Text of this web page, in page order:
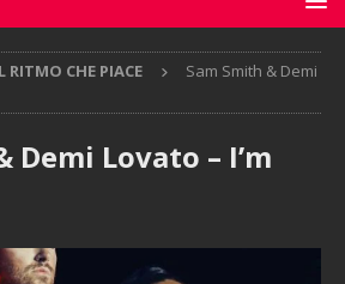
RITMO CHE PIACE
Sam Smith & Demi
Demi Lovato – I’m